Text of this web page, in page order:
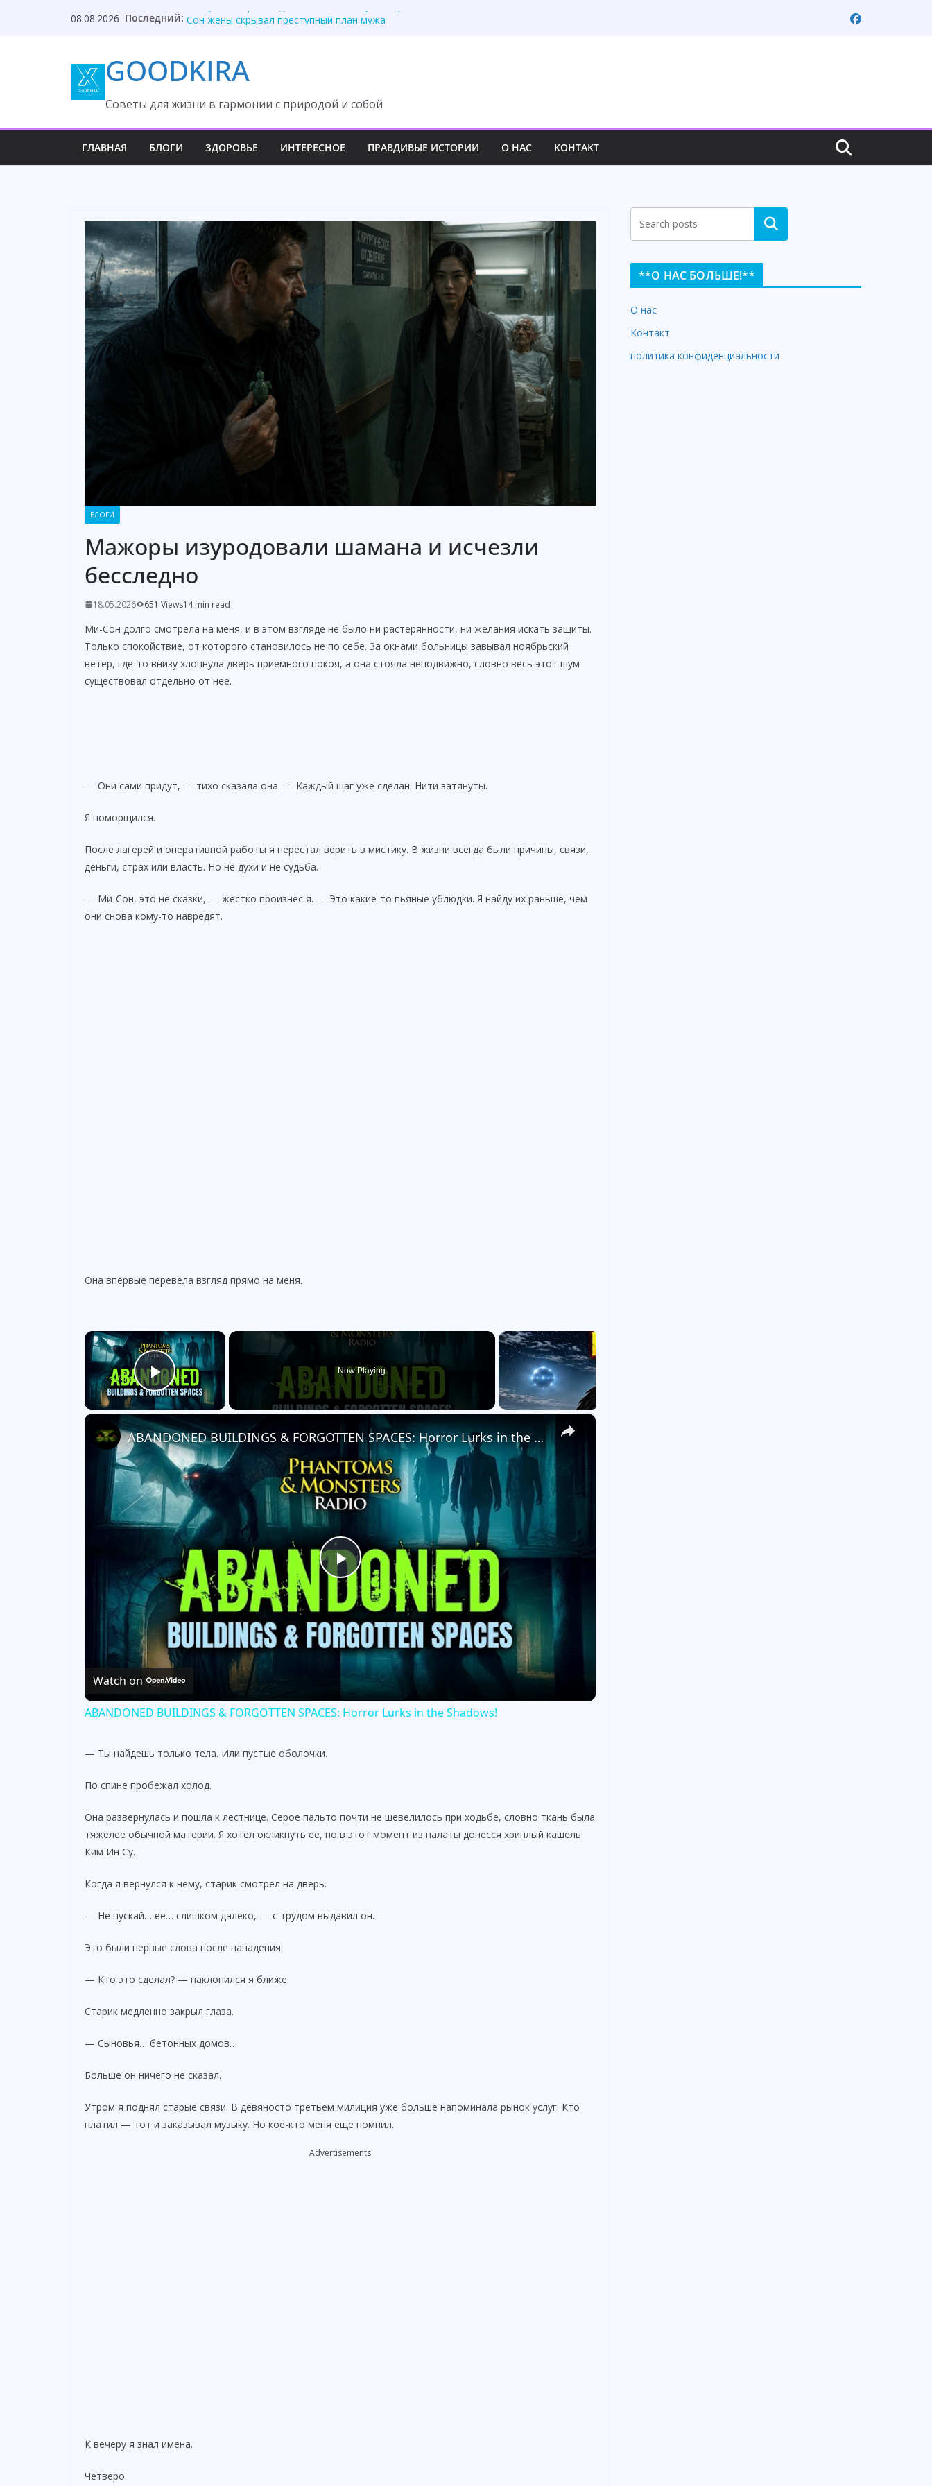
08.08.2026 Последний: Она у меня просто домохозяйка», — усмехнулся
Отец случайно заметил то, что скрывала дочь
Она приехала неожиданно и спасла себя
GOODKIRA
Cоветы для жизни в гармонии с природой и собой
ГЛАВНАЯ БЛОГИ ЗДОРОВЬЕ ИНТЕРЕСНОЕ ПРАВДИВЫЕ ИСТОРИИ О НАС КОНТАКТ
БЛОГИ
Мажоры изуродовали шамана и исчезли
бесследно
18.05.2026 651 Views14 min read
Ми-Сон долго смотрела на меня, и в этом взгляде не было ни растерянности, ни желания искать защиты.
Только спокойствие, от которого становилось не по себе. За окнами больницы завывал ноябрьский
ветер, где-то внизу хлопнула дверь приемного покоя, а она стояла неподвижно, словно весь этот шум
существовал отдельно от нее.
— Они сами придут, — тихо сказала она. — Каждый шаг уже сделан. Нити затянуты.
Я поморщился.
После лагерей и оперативной работы я перестал верить в мистику. В жизни всегда были причины, связи,
деньги, страх или власть. Но не духи и не судьба.
— Ми-Сон, это не сказки, — жестко произнес я. — Это какие-то пьяные ублюдки. Я найду их раньше, чем
они снова кому-то навредят.
Она впервые перевела взгляд прямо на меня.
×
Play Video
Now Playing
×
P
l
a
y
d
o
ABANDONED BUILDINGS & FORGOTTEN SPACES: Horror Lurks in the Shadows!
Watch on
ABANDONED BUILDINGS & FORGOTTEN SPACES: Horror Lurks in the Shadows!
— Ты найдешь только тела. Или пустые оболочки.
По спине пробежал холод.
Она развернулась и пошла к лестнице. Серое пальто почти не шевелилось при ходьбе, словно ткань была
тяжелее обычной материи. Я хотел окликнуть ее, но в этот момент из палаты донесся хриплый кашель
Ким Ин Су.
Когда я вернулся к нему, старик смотрел на дверь.
— Не пускай… ее… слишком далеко, — с трудом выдавил он.
Это были первые слова после нападения.
— Кто это сделал? — наклонился я ближе.
Старик медленно закрыл глаза.
— Сыновья… бетонных домов…
Больше он ничего не сказал.
Утром я поднял старые связи. В девяносто третьем милиция уже больше напоминала рынок услуг. Кто
платил — тот и заказывал музыку. Но кое-кто меня еще помнил.
Advertisements
К вечеру я знал имена.
Четверо.
Search
**О НАС БОЛЬШЕ!**
О нас
Контакт
политика конфиденциальности